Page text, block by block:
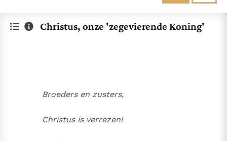
Documenten
Over RK Documenten
Nieuwste Documenten
Christus, onze 'zegevierende Koning'
Broeders en zusters,
Christus is verrezen!